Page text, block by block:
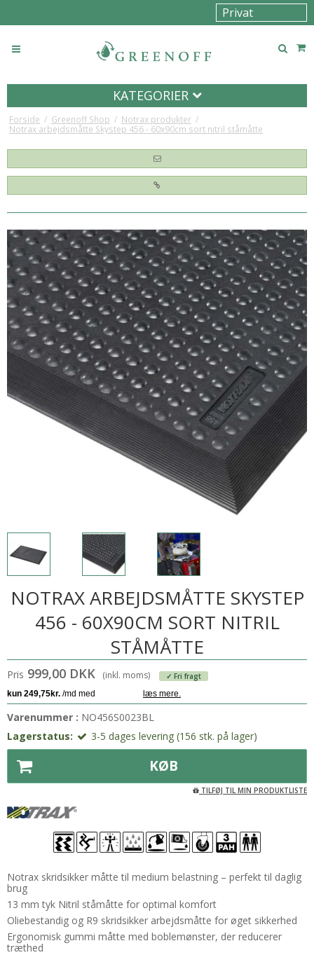
KATEGORIER
Forside / Greenoff Shop / Notrax produkter /
Notrax arbejdsmåtte Skystep 456 - 60x90cm sort nitril ståmåtte
NOTRAX ARBEJDSMÅTTE SKYSTEP
456 - 60X90CM SORT NITRIL
STÅMÅTTE
Pris 999,00 DKK (inkl. moms) ✓ Fri fragt
Varenummer : NO456S0023BL
Lagerstatus:
3-5 dages levering (156 stk. på lager)
KØB
TILFØJ TIL MIN PRODUKTLISTE
Notrax skridsikker måtte til medium belastning – perfekt til daglig
brug
13 mm tyk Nitril ståmåtte for optimal komfort
Oliebestandig og R9 skridsikker arbejdsmåtte for øget sikkerhed
Ergonomisk gummi måtte med boblemønster, der reducerer
træthed